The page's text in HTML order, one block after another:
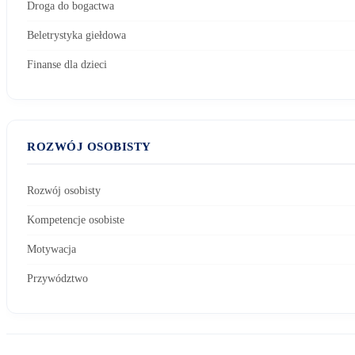
Droga do bogactwa
Beletrystyka giełdowa
Finanse dla dzieci
ROZWÓJ OSOBISTY
Rozwój osobisty
Kompetencje osobiste
Motywacja
Przywództwo